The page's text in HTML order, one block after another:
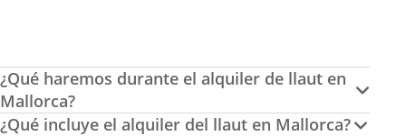
¿Qué haremos durante el alquiler de llaut en
Mallorca?
¿Qué incluye el alquiler del llaut en Mallorca?